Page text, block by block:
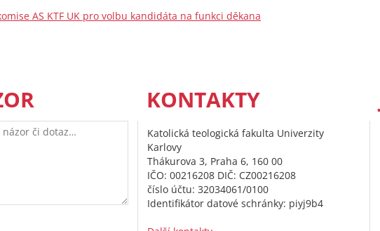
AS KTF UK pro volbu kandidáta na funkci děkana
KONTAKTY
Katolická teologická fakulta Univerzity
Karlovy
Thákurova 3, Praha 6, 160 00
IČO: 00216208 DIČ: CZ00216208
číslo účtu: 32034061/0100
Identifikátor datové schránky: piyj9b4